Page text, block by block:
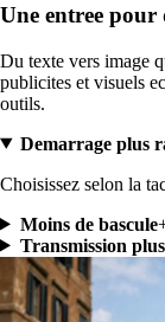
Une entree pour
Du texte vers image
publicites et visuels
outils.
Demarrage plus
Choisissez selon la
Moins de bascule
Transmission